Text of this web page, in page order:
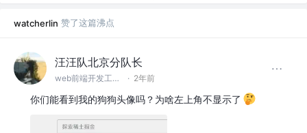
watcherlin 赞了这篇沸点
汪汪队北京分队长
web前端开发工程师 · 2年前
你们能看到我的狗狗头像吗？为啥左上角不显示了